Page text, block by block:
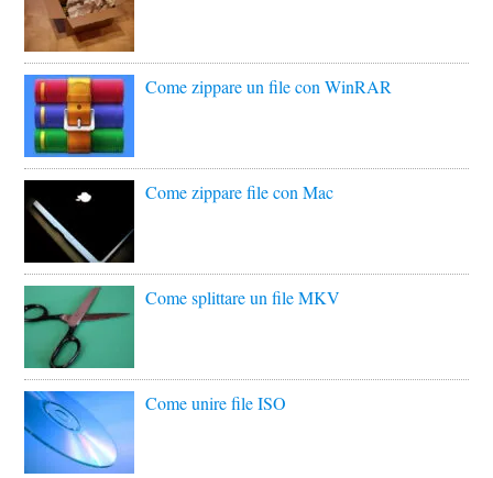
Come zippare un file con WinRAR
Come zippare file con Mac
Come splittare un file MKV
Come unire file ISO